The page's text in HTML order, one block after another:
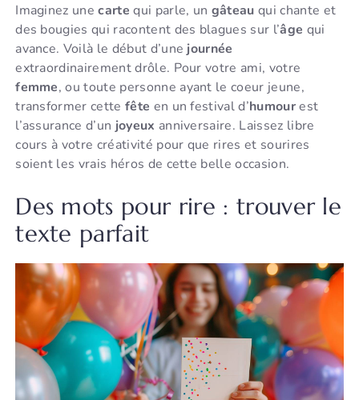
Imaginez unecarte qui parle, un gâteau qui chante et
des bougies qui racontent des blagues sur l’âge qui
avance. Voilà le début d’une journée
extraordinairement drôle. Pour votre ami, votre
femme, ou toute personne ayant le coeur jeune,
transformer cette fête en un festival d’humourest
l’assurance d’un joyeux anniversaire. Laissez libre
cours à votre créativité pour que rires et sourires
soient les vrais héros de cette belle occasion.
Des mots pour rire : trouver le
texte parfait